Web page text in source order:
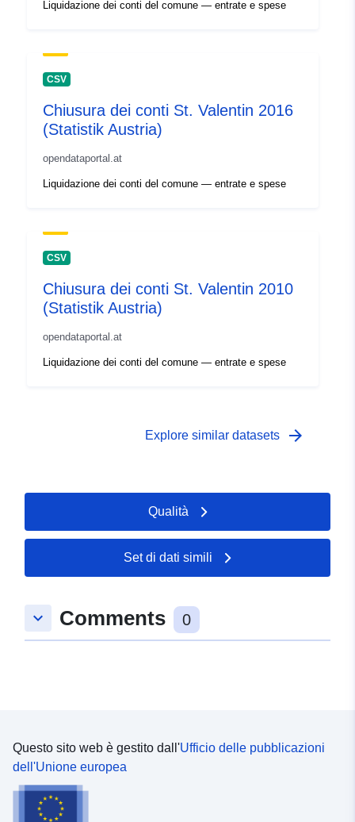
Liquidazione dei conti del comune — entrate e spese
CSV
Chiusura dei conti St. Valentin 2016
(Statistik Austria)
opendataportal.at
Liquidazione dei conti del comune — entrate e spese
CSV
Chiusura dei conti St. Valentin 2010
(Statistik Austria)
opendataportal.at
Liquidazione dei conti del comune — entrate e spese
Explore similar datasets arrow_forward
Qualità
Set di dati simili
keyboard_arrow_down Comments 0
Questo sito web è gestito dall'Ufficio delle pubblicazioni
dell'Unione europea